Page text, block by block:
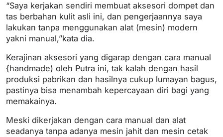
“Saya kerjakan sendiri membuat aksesori dompet dan
tas berbahan kulit asli ini, dan pengerjaannya saya
lakukan tanpa menggunakan alat (mesin) modern
yakni manual,”kata dia.
Kerajinan aksesori yang digarap dengan cara manual
{handmade) oleh Putra ini, tak kalah dengan hasil
produksi pabrikan dan hasilnya cukup lumayan bagus,
pastinya bisa menambah kepercayaan diri bagi yang
memakainya.
Meski dikerjakan dengan cara manual dan alat
seadanya tanpa adanya mesin jahit dan mesin cetak